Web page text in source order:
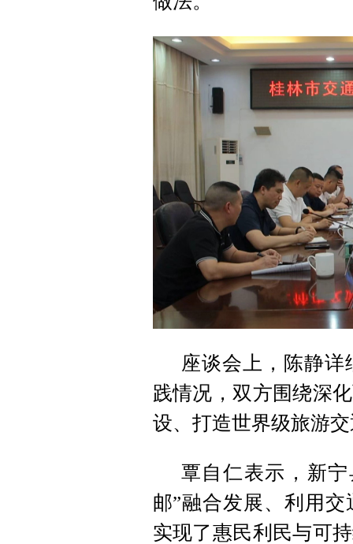
座谈会上，陈静
践情况，双方围绕深
设、打造世界级旅游
覃自仁表示，新
邮”融合发展、利用
实现了惠民利民与可